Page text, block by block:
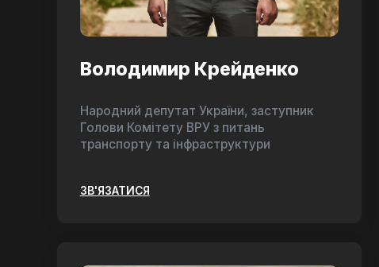
Володимир Крейденко
Народний депутат України, заступник
Голови Комітету ВРУ з питань
транспорту та інфраструктури
ЗВ'ЯЗАТИСЯ